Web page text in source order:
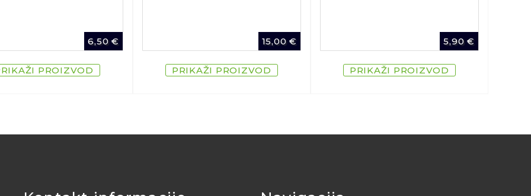
6,50€
PROIZVOD
15,00€
PRIKAŽI PROIZVOD
5,90€
PRIKAŽI PROIZVOD